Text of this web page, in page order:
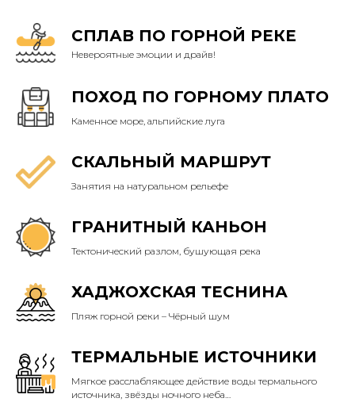
СПЛАВ ПО ГОРНОЙ РЕКЕ
Невероятные эмоции и драйв!
ПОХОД ПО ГОРНОМУ ПЛАТО
Каменное море, альпийские луга
СКАЛЬНЫЙ МАРШРУТ
Занятия на натуральном рельефе
ГРАНИТНЫЙ КАНЬОН
Тектонический разлом, бушующая река
ХАДЖОХСКАЯ ТЕСНИНА
Пляж горной реки – Чёрный шум
ТЕРМАЛЬНЫЕ ИСТОЧНИКИ
Мягкое расслабляющее действие воды термального
источника, звёзды ночного неба…